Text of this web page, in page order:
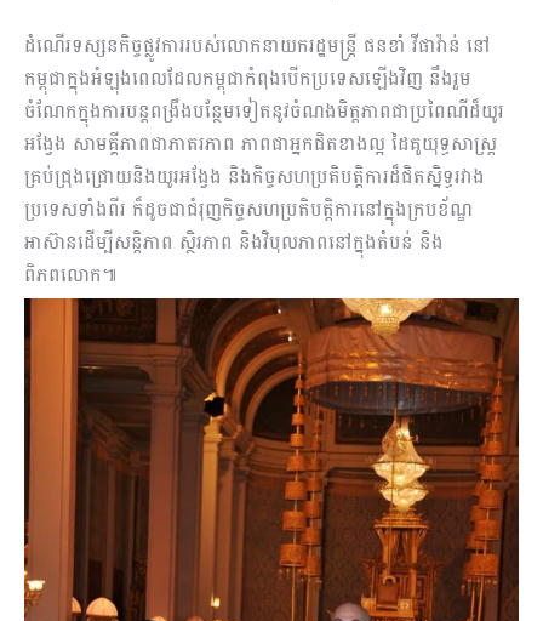
ដំណើរទស្សនកិច្ចផ្លូវការរបស់លោកនាយករដ្ឋមន្រ្តី ផនខាំ វីផាវ៉ាន់ នៅ
កម្ពុជាក្នុងអំឡុងពេលដែលកម្ពុជាកំពុងបើកប្រទេសឡើងវិញ នឹងរួម
ចំណែកក្នុងការបន្តពង្រឹងបន្ថែមទៀតនូវចំណងមិត្តភាពជាប្រពៃណីដ៏យូរ
អង្វែង សាមគ្គីភាពជាភាតរភាព ភាពជាអ្នកជិតខាងល្អ ដៃគូយុទ្ធសាស្រ្ត
គ្រប់ជ្រុងជ្រោយនិងយូរអង្វែង និងកិច្ចសហប្រតិបត្តិការដ៏ជិតស្និទ្ធរវាង
ប្រទេសទាំងពីរ ក៏ដូចជាជំរុញកិច្ចសហប្រតិបត្តិការនៅក្នុងក្របខ័ណ្ឌ
អាស៊ានដើម្បីសន្តិភាព ស្ថិរភាព និងវិបុលភាពនៅក្នុងតំបន់ និង
ពិភពលោក៕